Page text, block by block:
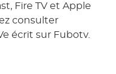
Fire TV et Apple
consulter
écrit sur Fubotv.